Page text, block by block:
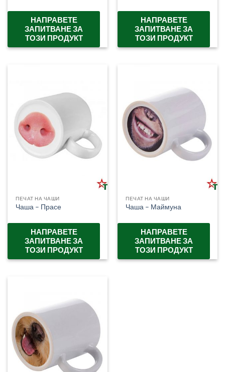
НАПРАВЕТЕ
ЗАПИТВАНЕ ЗА
ТОЗИ ПРОДУКТ
НАПРАВЕТЕ
ЗАПИТВАНЕ ЗА
ТОЗИ ПРОДУКТ
ПЕЧАТ НА ЧАШИ
Чаша – Прасе
НАПРАВЕТЕ
ЗАПИТВАНЕ ЗА
ТОЗИ ПРОДУКТ
ПЕЧАТ НА ЧАШИ
Чаша – Маймуна
НАПРАВЕТЕ
ЗАПИТВАНЕ ЗА
ТОЗИ ПРОДУКТ